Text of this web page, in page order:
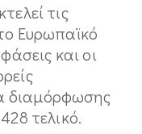
τις
Ευρωπαϊκό
και οι
διαμόρφωσης
τελικό.